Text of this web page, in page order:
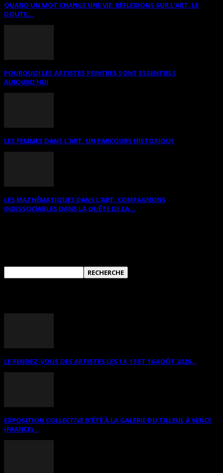
QUAND UN MOT CHANGE UNE VIE: RÉFLEXIONS SUR L’ART, LE
DOUTE...
POURQUOI LES ARTISTES PEINTRES SONT ESSENTIELS
AUJOURD’HUI
LES FEMMES DANS L’ART. UN PARCOURS HISTORIQUE
LES MATHÉMATIQUES DANS L’ART. COMPAGNONS
INDISSOCIABLES DANS LA QUÊTE DE LA...
LE RENDEZ-VOUS DES ARTISTES LES 14, 15 ET 16 AOÛT 2026...
EXPOSITION COLLECTIVE D’ÉTÉ À LA GALERIE DU TILLEUL À VENCE
(FRANCE)...